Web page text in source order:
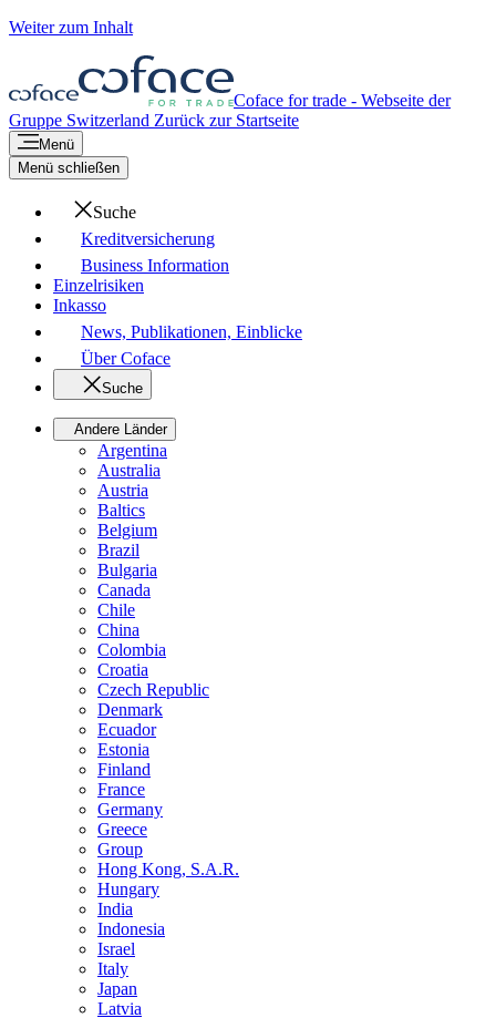
Weiter zum Inhalt
Coface for trade - Webseite der
Gruppe Switzerland Zurück zur Startseite
Menü
Menü schließen
Suche
Kreditversicherung
Business Information
Einzelrisiken
Inkasso
News, Publikationen, Einblicke
Über Coface
Suche
Andere Länder
Argentina
Australia
Austria
Baltics
Belgium
Brazil
Bulgaria
Canada
Chile
China
Colombia
Croatia
Czech Republic
Denmark
Ecuador
Estonia
Finland
France
Germany
Greece
Group
Hong Kong, S.A.R.
Hungary
India
Indonesia
Israel
Italy
Japan
Latvia